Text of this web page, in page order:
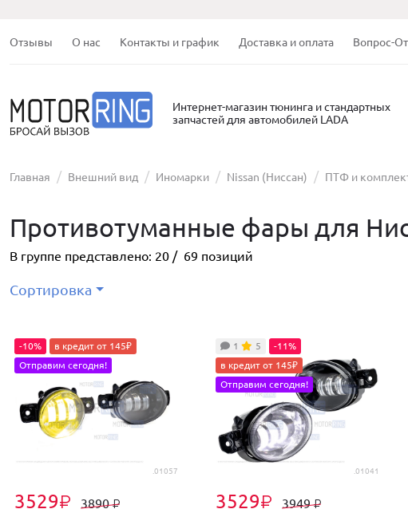
Отзывы О нас Контакты и график Доставка и оплата Вопрос-
Интернет-магазин тюнинга и стандартных
запчастей для автомобилей LADA
Главная Внешний вид Иномарки Nissan (Ниссан) ПТФ и
Противотуманные фары для
В группе представлено: 20 / 69 позиций
Сортировка
.01057
3529₽ 3890₽
-10%
в кредит от 145₽
Отправим сегодня!
.01041
3529₽ 3949₽
1 5
-11%
в кредит от 145₽
Отправим сегодня!